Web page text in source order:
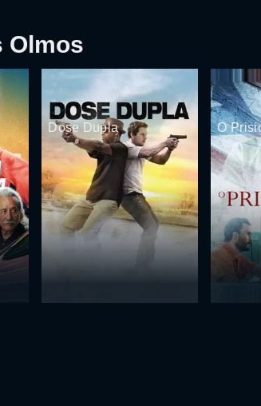
Olmos
Dose Dupla O